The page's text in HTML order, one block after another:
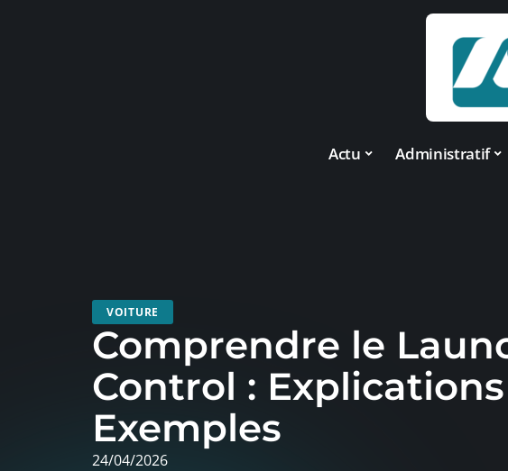
Actu Administratif
VOITURE
Comprendre le
Control :
Exemples
24/04/2026